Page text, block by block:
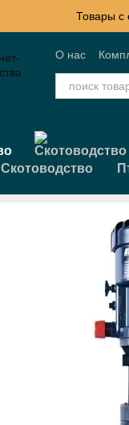
Товары с
О нас
Скотоводство